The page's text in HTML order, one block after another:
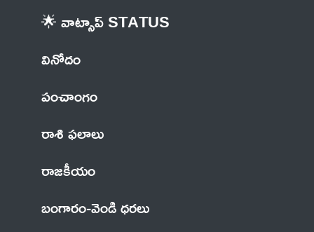
🌟 వాట్సాప్ STATUS
వినోదం
పంచాంగం
రాశి ఫలాలు
రాజకీయం
బంగారం-వెండి ధరలు